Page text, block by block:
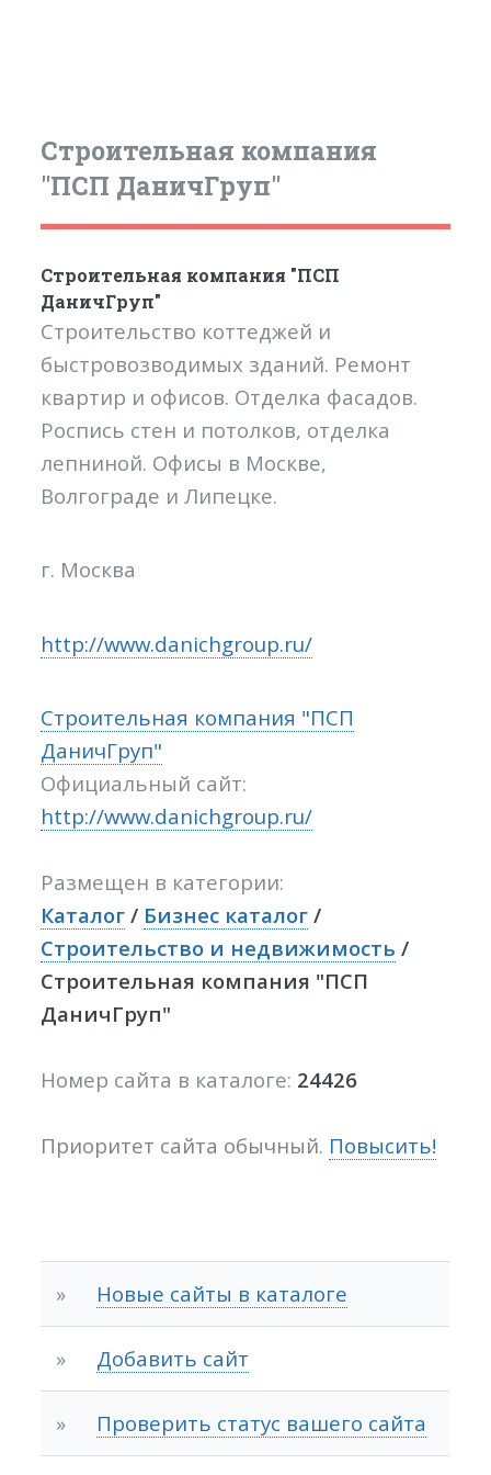
Строительная компания
"ПСП ДаничГруп"
Строительная компания "ПСП
ДаничГруп"
Cтроительство коттеджей и
быстровозводимых зданий. Ремонт
квартир и офисов. Отделка фасадов.
Роспись стен и потолков, отделка
лепниной. Офисы в Москве,
Волгограде и Липецке.
г. Москва
http://www.danichgroup.ru/
Строительная компания "ПСП
ДаничГруп"
Официальный сайт:
http://www.danichgroup.ru/
Размещен в категории:
Каталог / Бизнес каталог /
Строительство и недвижимость /
Строительная компания "ПСП
ДаничГруп"
Номер сайта в каталоге: 24426
Приоритет сайта обычный. Повысить!
» Новые сайты в каталоге
» Добавить сайт
» Проверить статус вашего сайта